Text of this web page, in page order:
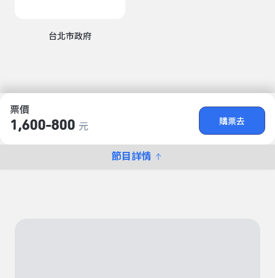
票價
1,600-800 元
購票去
節目詳情
台北市政府